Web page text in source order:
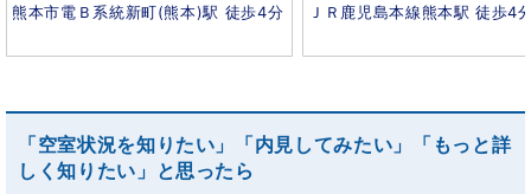
熊本市電Ｂ系統新町(熊本)駅 徒歩4分
ＪＲ鹿児島本線熊本駅 徒歩4
「空室状況を知りたい」「内見してみたい」「もっと詳
しく知りたい」と思ったら